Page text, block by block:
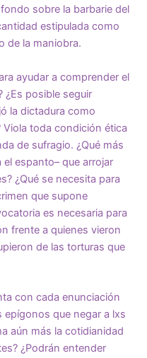
sobre la barbarie del
estipulada como
de la maniobra.
ayudar a comprender el
¿Es posible seguir
la dictadura como
toda condición ética
de sufragio. ¿Qué más
espanto– que arrojar
¿Qué se necesita para
que supone
es necesaria para
frente a quienes vieron
de las torturas que
con cada enunciación
epígonos que negar a lxs
aún más la cotidianidad
¿Podrán entender